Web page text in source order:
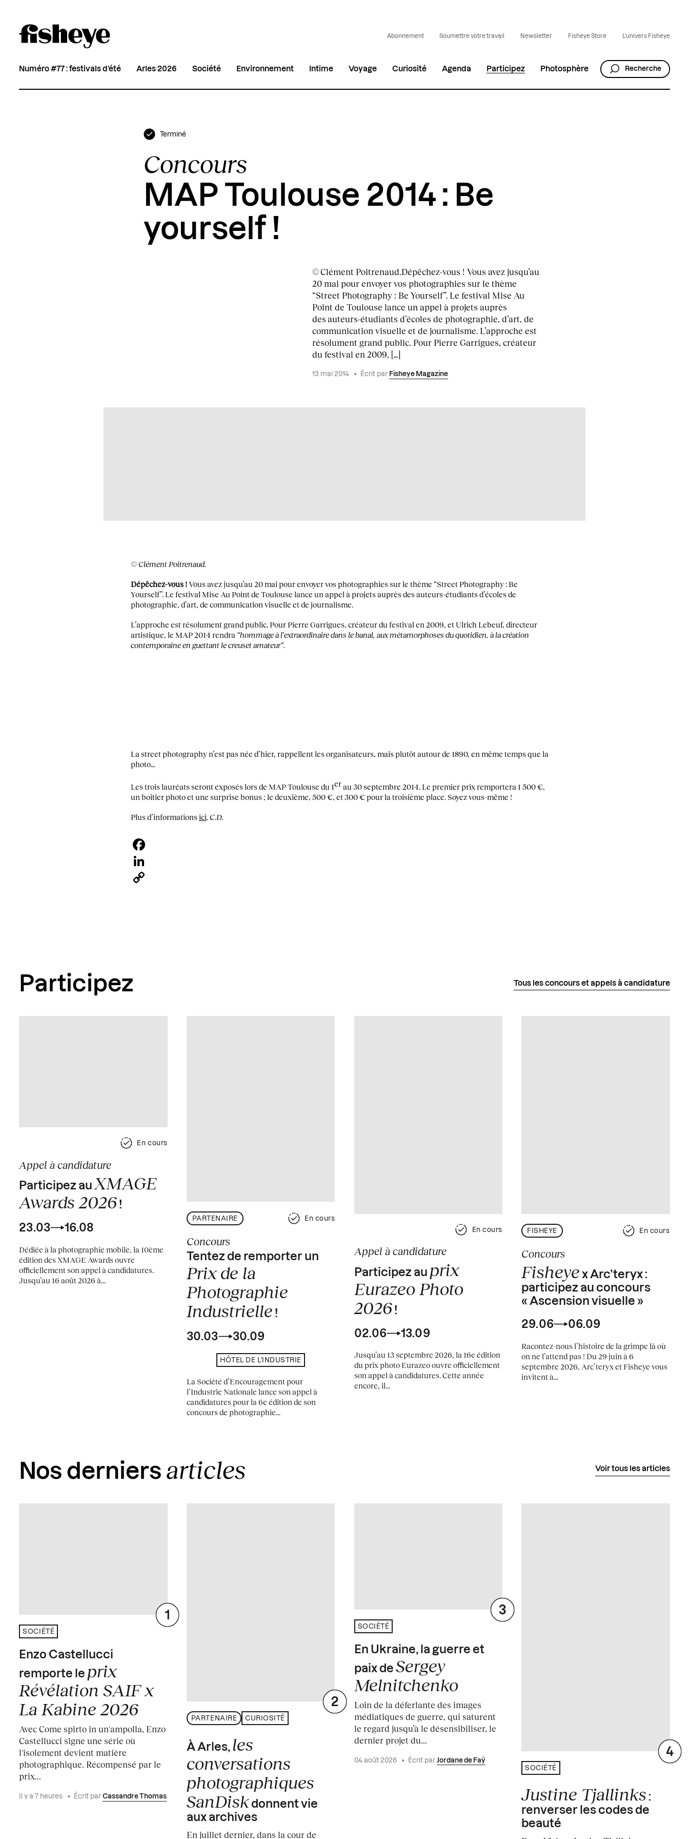
Abonnement Soumettre votre travail Newsletter Fisheye Store L'univers Fisheye
Numéro #77 : festivals d’été Arles 2026 Société Environnement Intime Voyage Curiosité Agenda Participez Photosphère Recherche
Terminé
Concours
MAP Toulouse 2014 : Be
yourself !
© Clément Poitrenaud.Dépêchez-vous ! Vous avez jusqu’au
20 mai pour envoyer vos photographies sur le thème
“Street Photography : Be Yourself”. Le festival Mise Au
Point de Toulouse lance un appel à projets auprès
des auteurs-étudiants d’écoles de photographie, d’art, de
communication visuelle et de journalisme. L’approche est
résolument grand public. Pour Pierre Garrigues, créateur
du festival en 2009, […]
13 mai 2014 • Écrit par Fisheye Magazine
© Clément Poitrenaud.
Dépêchez-vous !Vous avez jusqu’au 20 mai pour envoyer vos photographies sur le thème “Street Photography : Be
Yourself”. Le festival Mise Au Point de Toulouse lance un appel à projets auprès des auteurs-étudiants d’écoles de
photographie, d’art, de communication visuelle et de journalisme.
L’approche est résolument grand public. Pour Pierre Garrigues, créateur du festival en 2009, et Ulrich Lebeuf, directeur
artistique, le MAP 2014 rendra “hommage à l’extraordinaire dans le banal, aux métamorphoses du quotidien, à la création
contemporaine en guettant le creuset amateur”.
La street photography n’est pas née d’hier, rappellent les organisateurs, mais plutôt autour de 1890, en même temps que la
photo…
Les trois lauréats seront exposés lors de MAP Toulouse du 1erau 30 septembre 2014. Le premier prix remportera 1 500 €,
un boîtier photo et une surprise bonus ; le deuxième, 500 €, et 300 € pour la troisième place. Soyez vous-même !
Plus d’informationsici.C.D.
Facebook
LinkedIn
Participez Tous les concours et appels à candidature
En cours
Appel à candidature
Participez au XMAGE
Awards 2026 !
23.03 16.08
Dédiée à la photographie mobile, la 10ème
édition des XMAGE Awards ouvre
officiellement son appel à candidatures.
Jusqu’au 16 août 2026 à...
PARTENAIRE En cours
Concours
Tentez de remporter un
Prix de la
Photographie
Industrielle !
30.03 30.09
HÔTEL DE L'INDUSTRIE
La Société d’Encouragement pour
l’Industrie Nationale lance son appel à
candidatures pour la 6e édition de son
concours de photographie...
En cours
Appel à candidature
Participez au prix
Eurazeo Photo
2026 !
02.06 13.09
Jusqu’au 13 septembre 2026, la 16e édition
du prix photo Eurazeo ouvre officiellement
son appel à candidatures. Cette année
encore, il...
FISHEYE En cours
Concours
Fisheye x Arc’teryx :
participez au concours
« Ascension visuelle »
29.06 06.09
Racontez-nous l’histoire de la grimpe là où
on ne l’attend pas ! Du 29 juin à 6
septembre 2026, Arc’teryx et Fisheye vous
invitent à...
Nos derniers articles Voir tous les articles
SOCIÉTÉ
Enzo Castellucci
remporte le prix
Révélation SAIF x
La Kabine 2026
Avec Come spirto in un'ampolla, Enzo
Castellucci signe une série où
l'isolement devient matière
photographique. Récompensé par le
prix...
Il y a 7 heures • Écrit parCassandre Thomas
PARTENAIRE CURIOSITÉ
À Arles, les
conversations
photographiques
SanDiskdonnent vie
aux archives
En juillet dernier, dans la cour de
SOCIÉTÉ
En Ukraine, la guerre et
paix de Sergey
Melnitchenko
Loin de la déferlante des images
médiatiques de guerre, qui saturent
le regard jusqu’à le désensibiliser, le
dernier projet du...
04 août 2026 • Écrit par Jordane de Faÿ
SOCIÉTÉ
Justine Tjallinks :
renverser les codes de
beauté